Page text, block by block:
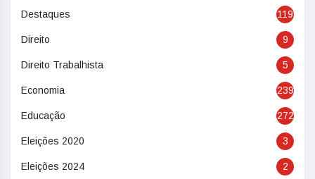
Destaques 119
Direito 9
Direito Trabalhista 5
Economia 239
Educação 272
Eleições 2020 3
Eleições 2024 2